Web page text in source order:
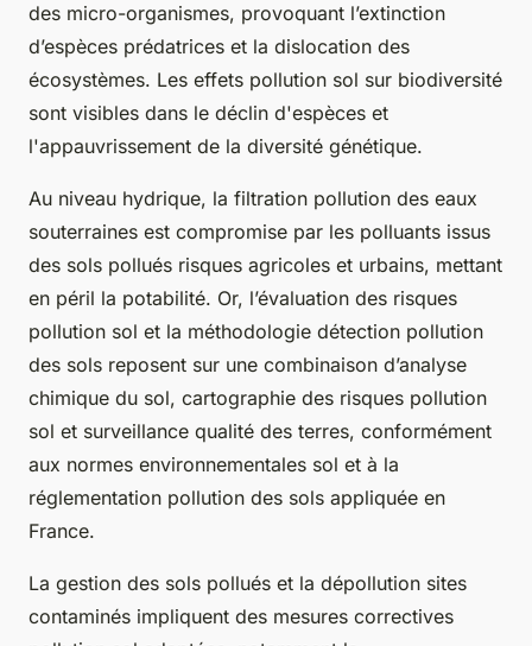
des micro-organismes, provoquant l’extinction
d’espèces prédatrices et la dislocation des
écosystèmes. Les effets pollution sol sur biodiversité
sont visibles dans le déclin d'espèces et
l'appauvrissement de la diversité génétique.
Au niveau hydrique, la filtration pollution des eaux
souterraines est compromise par les polluants issus
des sols pollués risques agricoles et urbains, mettant
en péril la potabilité. Or, l’évaluation des risques
pollution sol et la méthodologie détection pollution
des sols reposent sur une combinaison d’analyse
chimique du sol, cartographie des risques pollution
sol et surveillance qualité des terres, conformément
aux normes environnementales sol et à la
réglementation pollution des sols appliquée en
France.
La gestion des sols pollués et la dépollution sites
contaminés impliquent des mesures correctives